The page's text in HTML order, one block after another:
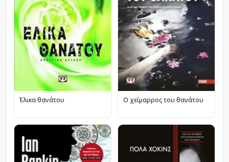
Έλικα θανάτου Ο χείμαρρος του θανάτου